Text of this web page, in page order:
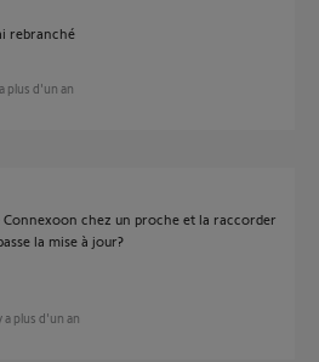
rebranché
plus d'un an
chez un proche et la raccorder
la mise à jour?
a plus d'un an